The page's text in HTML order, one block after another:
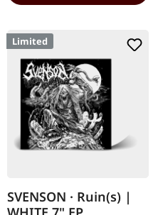
Limited
SVENSON · Ruin(s) |